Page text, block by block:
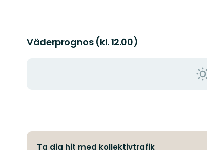
Väderprognos (kl. 12.00)
Ta dig hit med kollektivtrafik